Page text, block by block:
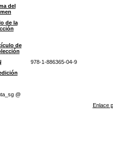
del
de la
de
978-1-886365-04-9
@
Enlace